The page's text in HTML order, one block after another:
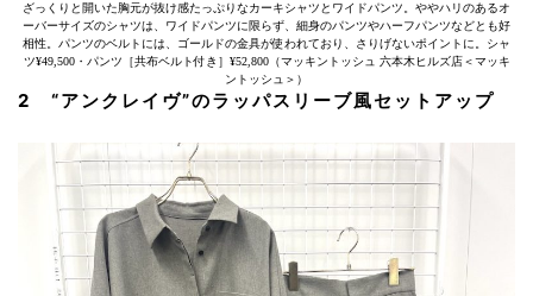
ざっくりと開いた胸元が抜け感たっぷりなカーキシャツとワイドパンツ。ややハリのあるオ
ーバーサイズのシャツは、ワイドパンツに限らず、細身のパンツやハーフパンツなどとも好
相性。パンツのベルトには、ゴールドの金具が使われており、さりげないポイントに。シャ
ツ¥49,500・パンツ［共布ベルト付き］¥52,800（マッキントッシュ 六本木ヒルズ店＜マッキ
ントッシュ＞）
2 “アンクレイヴ”のラッパスリーブ風セットアップ